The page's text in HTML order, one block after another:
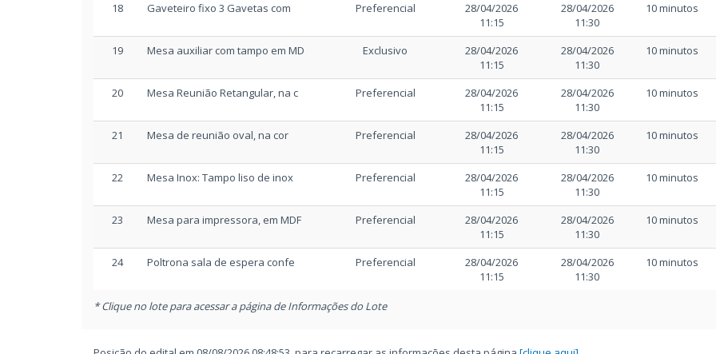
18 Gaveteiro fixo 3 Gavetas com Preferencial
28/04/2026
11:15
28/04/2026
11:30
10 minutos
19 Mesa auxiliar com tampo em MD Exclusivo
28/04/2026
11:15
28/04/2026
11:30
10 minutos
20 Mesa Reunião Retangular, na c Preferencial
28/04/2026
11:15
28/04/2026
11:30
10 minutos
21 Mesa de reunião oval, na cor Preferencial
28/04/2026
11:15
28/04/2026
11:30
10 minutos
22 Mesa Inox: Tampo liso de inox Preferencial
28/04/2026
11:15
28/04/2026
11:30
10 minutos
23 Mesa para impressora, em MDF Preferencial
28/04/2026
11:15
28/04/2026
11:30
10 minutos
24 Poltrona sala de espera confe Preferencial
28/04/2026
11:15
28/04/2026
11:30
10 minutos
* Clique no lote para acessar a página de Informações do Lote